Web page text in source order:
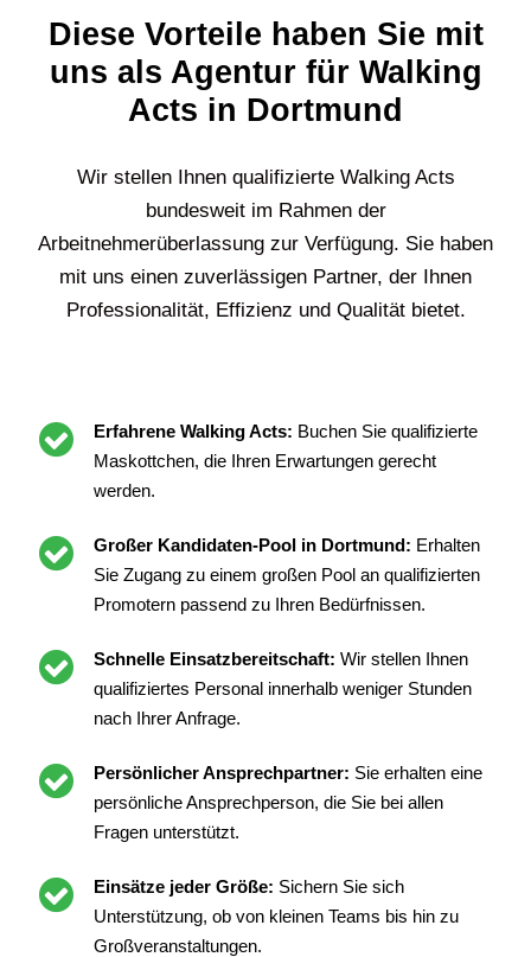
Diese Vorteile haben Sie mit
uns als Agentur für Walking
Acts in Dortmund
Wir stellen Ihnen qualifizierte Walking Acts
bundesweit im Rahmen der
Arbeitnehmerüberlassung zur Verfügung. Sie haben
mit uns einen zuverlässigen Partner, der Ihnen
Professionalität, Effizienz und Qualität bietet.
Erfahrene Walking Acts: Buchen Sie qualifizierte
Maskottchen, die Ihren Erwartungen gerecht
werden.
Großer Kandidaten-Pool in Dortmund: Erhalten
Sie Zugang zu einem großen Pool an qualifizierten
Promotern passend zu Ihren Bedürfnissen.
Schnelle Einsatzbereitschaft: Wir stellen Ihnen
qualifiziertes Personal innerhalb weniger Stunden
nach Ihrer Anfrage.
Persönlicher Ansprechpartner: Sie erhalten eine
persönliche Ansprechperson, die Sie bei allen
Fragen unterstützt.
Einsätze jeder Größe: Sichern Sie sich
Unterstützung, ob von kleinen Teams bis hin zu
Großveranstaltungen.